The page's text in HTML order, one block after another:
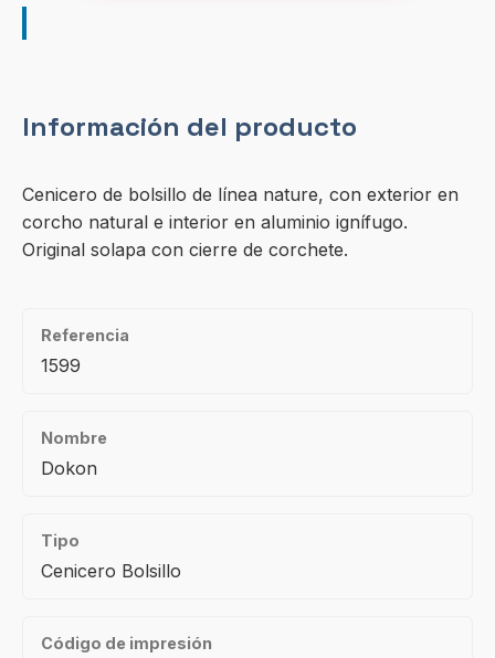
Información del producto
Cenicero de bolsillo de línea nature, con exterior en
corcho natural e interior en aluminio ignífugo.
Original solapa con cierre de corchete.
Referencia
1599
Nombre
Dokon
Tipo
Cenicero Bolsillo
Código de impresión